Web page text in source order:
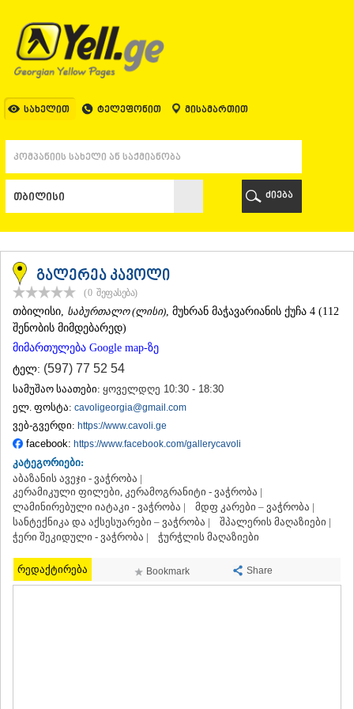
სახელით ტელეფონით მისამართით
ᲗᲑᲘᲚᲘᲡᲘ
ᲗᲑᲘᲚᲘᲡᲘ
ᲐᲤᲮᲐᲖᲔᲗᲘ
ᲒᲐᲚᲘ
ᲑᲐᲗᲣᲛᲘ
ᲥᲝᲑᲣᲚᲔᲗᲘ
ᲨᲣᲐᲮᲔᲕᲘ
ᲩᲐᲥᲕᲘ
ᲝᲖᲣᲠᲒᲔᲗᲘ
ᲩᲝᲮᲐᲢᲐᲣᲠᲘ
ᲣᲠᲔᲙᲘ
ᲘᲛᲔᲠᲔᲗᲘ
ᲑᲐᲦᲓᲐᲗᲘ
ᲕᲐᲜᲘ
ᲖᲔᲡᲢᲐᲤᲝᲜᲘ
ᲗᲔᲠᲯᲝᲚᲐ
ᲡᲐᲛᲢᲠᲔᲓᲘᲐ
ᲡᲐᲩᲮᲔᲠᲔ
ᲢᲧᲘᲑᲣᲚᲘ
ᲥᲣᲗᲐᲘᲡᲘ
ᲬᲧᲐᲚᲢᲣᲑᲝ
ᲭᲘᲐᲗᲣᲠᲐ
ᲮᲐᲠᲐᲒᲐᲣᲚᲘ
ᲮᲝᲜᲘ
ᲙᲐᲮᲔᲗᲘ
ᲐᲮᲛᲔᲢᲐ
ᲒᲣᲠᲯᲐᲐᲜᲘ
ᲓᲔᲓᲝᲤᲚᲘᲡᲬᲧᲐᲠᲝ
ᲗᲔᲚᲐᲕᲘ
ძიება
გალერეა კავოლი
(0 შეფასება)
ᲗᲑᲘᲚᲘᲡᲘ, საბურთალო (ლისი), მუხრან მაჭავარიანის ქუჩა 4 (112
შენობის მიმდებარედ)
მიმართულება Google map-ზე
ტელ: (597) 77 52 54
სამუშაო საათები: ყოველდღე 10:30 - 18:30
ელ. ფოსტა: cavoligeorgia@gmail.com
ვებ-გვერდი: https://www.cavoli.ge
facebook: https://www.facebook.com/gallerycavoli
კატეგორიები:
აბაზანის ავეჯი - ვაჭრობა |
კერამიკული ფილები, კერამოგრანიტი - ვაჭრობა |
ლამინირებული იატაკი - ვაჭრობა |
მდფ კარები – ვაჭრობა |
სანტექნიკა და აქსესუარები – ვაჭრობა |
შპალერის მაღაზიები |
ჭერი შეკიდული - ვაჭრობა |
ჭურჭლის მაღაზიები
რედაქტირება Bookmark Share